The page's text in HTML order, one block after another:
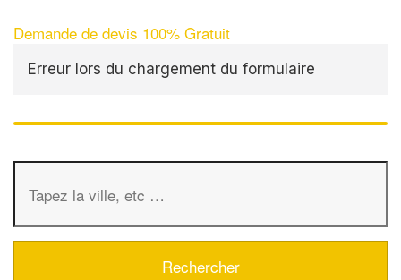
Demande de devis 100% Gratuit
Erreur lors du chargement du formulaire